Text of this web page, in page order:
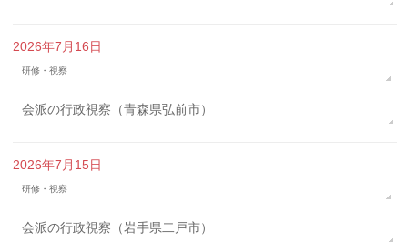
2026年7月16日
研修・視察
会派の行政視察（青森県弘前市）
2026年7月15日
研修・視察
会派の行政視察（岩手県二戸市）